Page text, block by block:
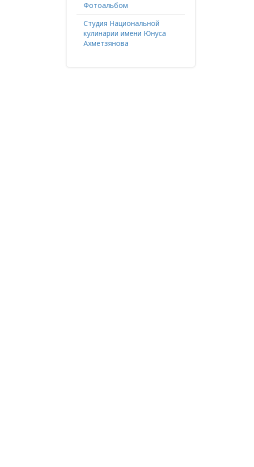
Фотоальбом
Студия Национальной
кулинарии имени Юнуса
Ахметзянова